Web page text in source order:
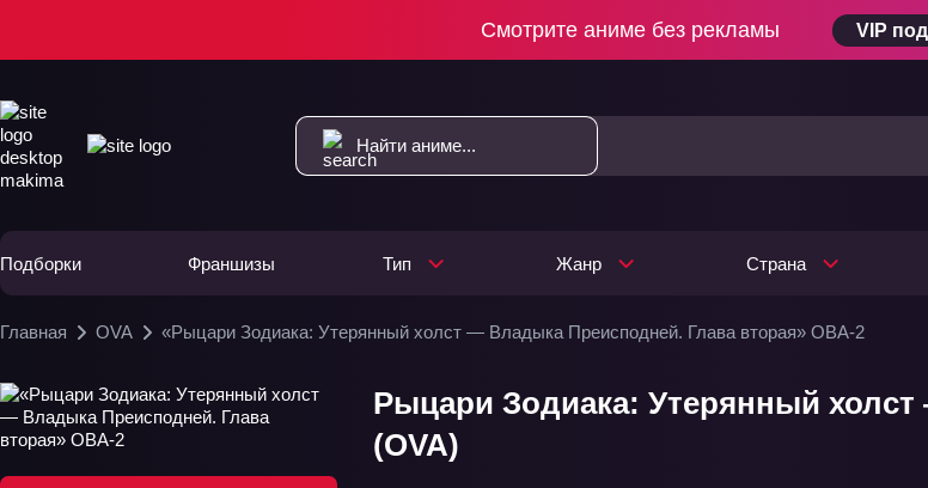
Смотрите аниме без рекламы VIP
Подборки Франшизы Тип Жанр Страна
Главная OVA «Рыцари Зодиака: Утерянный холст — Владыка Преисподней. Глава вторая» ОВА-2
Рыцари Зодиака: Утерянный
(OVA)